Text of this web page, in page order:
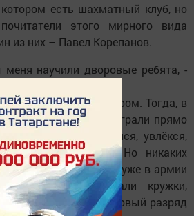
есть шахматный клуб, но
этого мирного вида
из них – Павел Корепанов.
научили дворовые ребята, -
в первом или втором. Тогда, в
в настольные игры играли прямо
Заинтересовался, увлёкся,
все тонкости игры. Но никаких
появился, когда я уже в армии
функционировали кружки,
было непросто. Первый разряд